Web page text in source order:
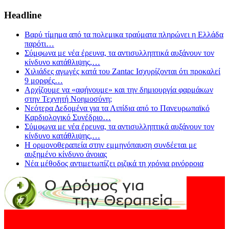
Headline
Βαρύ τίμημα από τα πολεμικα τραύματα πληρώνει η Ελλάδα
παρότι…
Σύμφωνα με νέα έρευνα, τα αντισυλληπτικά αυξάνουν τον
κίνδυνο κατάθλιψης,…
Χιλιάδες αγωγές κατά του Zantac Ισχυρίζονται ότι προκαλεί
9 μορφές…
Αρχίζουμε να «αφήνουμε» και την δημιουργία φαρμάκων
στην Τεχνητή Νοημοσύνη;
Νεότερα Δεδομένα για τα Λιπίδια από το Πανευρωπαϊκό
Καρδιολογικό Συνέδριο…
Σύμφωνα με νέα έρευνα, τα αντισυλληπτικά αυξάνουν τον
κίνδυνο κατάθλιψης,…
Η ορμονοθεραπεία στην εμμηνόπαυση συνδέεται με
αυξημένο κίνδυνο άνοιας
Νέα μέθοδος αντιμετωπίζει ριζικά τη χρόνια ρινόρροια